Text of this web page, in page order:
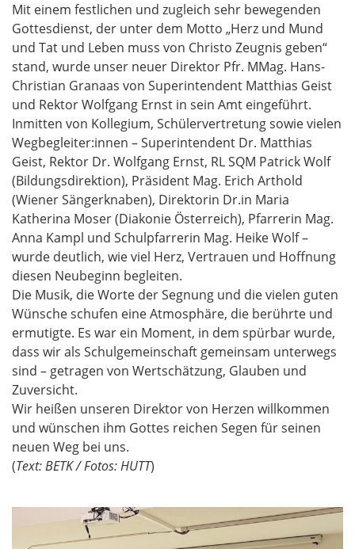
Mit einem festlichen und zugleich sehr bewegenden
Gottesdienst, der unter dem Motto „Herz und Mund
und Tat und Leben muss von Christo Zeugnis geben“
stand, wurde unser neuer Direktor Pfr. MMag. Hans-
Christian Granaas von Superintendent Matthias Geist
und Rektor Wolfgang Ernst in sein Amt eingeführt.
Inmitten von Kollegium, Schülervertretung sowie vielen
Wegbegleiter:innen – Superintendent Dr. Matthias
Geist, Rektor Dr. Wolfgang Ernst, RL SQM Patrick Wolf
(Bildungsdirektion), Präsident Mag. Erich Arthold
(Wiener Sängerknaben), Direktorin Dr.in Maria
Katherina Moser (Diakonie Österreich), Pfarrerin Mag.
Anna Kampl und Schulpfarrerin Mag. Heike Wolf –
wurde deutlich, wie viel Herz, Vertrauen und Hoffnung
diesen Neubeginn begleiten.
Die Musik, die Worte der Segnung und die vielen guten
Wünsche schufen eine Atmosphäre, die berührte und
ermutigte. Es war ein Moment, in dem spürbar wurde,
dass wir als Schulgemeinschaft gemeinsam unterwegs
sind – getragen von Wertschätzung, Glauben und
Zuversicht.
Wir heißen unseren Direktor von Herzen willkommen
und wünschen ihm Gottes reichen Segen für seinen
neuen Weg bei uns.
(Text: BETK / Fotos: HUTT)